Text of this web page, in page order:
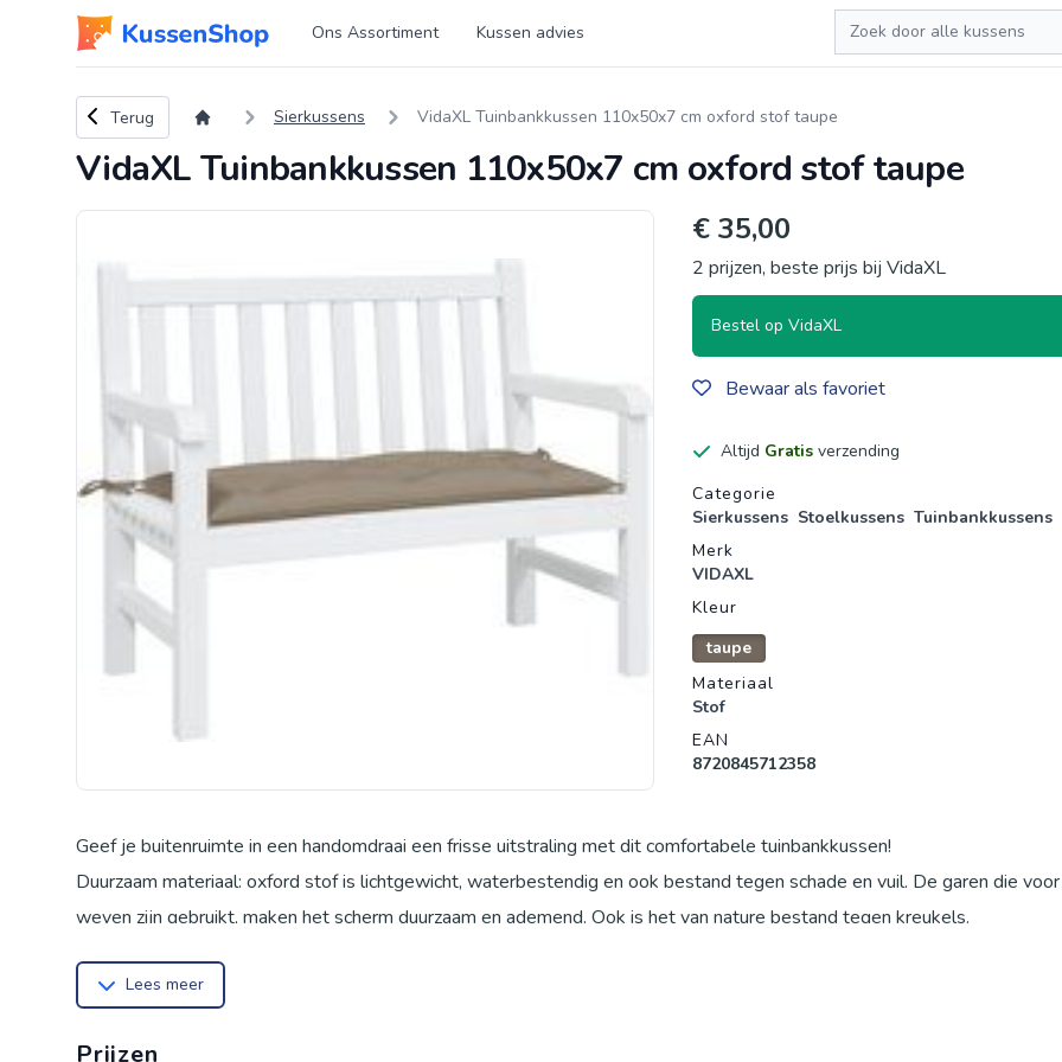
Logo www.kussenshop.nl Ons Assortiment Kussen advies
Zoeken
Terug naar overzicht
Terug Sierkussens VidaXL Tuinbankkussen 110x50x7 cm oxford stof taupe
VidaXL Tuinbankkussen 110x50x7 cm oxford stof taupe
€ 35,00
2 prijzen, beste prijs bij VidaXL
Bestel op VidaXL
Bewaar als favoriet
Altijd Gratis verzending
Productgegevens
Categorie
Sierkussens Stoelkussens Tuinbankkussens
Merk
VIDAXL
Kleur
taupe
Materiaal
Stof
EAN
8720845712358
Geef je buitenruimte in een handomdraai een frisse uitstraling met dit comfortabele tuinbankkussen!
Duurzaam materiaal: oxford stof is lichtgewicht, waterbestendig en ook bestand tegen schade en vuil. De garen die
weven zijn gebruikt, maken het scherm duurzaam en ademend. Ook is het van nature bestand tegen kreukels.
gebruik zijn oorspronkelijke vorm terug.
Lees meer
Prijzen